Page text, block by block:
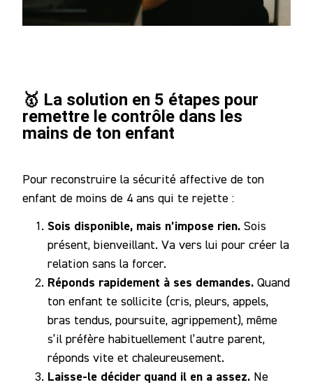
🥇 La solution en 5 étapes pour
remettre le contrôle dans les
mains de ton enfant
Pour reconstruire la sécurité affective de ton
enfant de moins de 4 ans qui te rejette :
Sois disponible, mais n’impose rien. Sois
présent, bienveillant. Va vers lui pour créer la
relation sans la forcer.
Réponds rapidement à ses demandes. Quand
ton enfant te sollicite (cris, pleurs, appels,
bras tendus, poursuite, agrippement), même
s’il préfère habituellement l’autre parent,
réponds vite et chaleureusement.
Laisse-le décider quand il en a assez. Ne